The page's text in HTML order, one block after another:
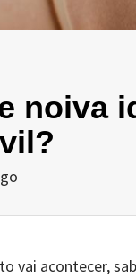
noiva
vai acontecer,